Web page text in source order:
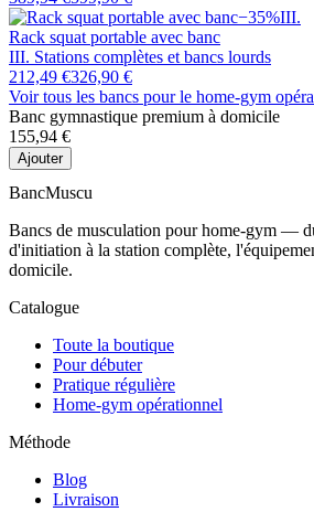
−35%III.
Rack squat portable avec banc
III. Stations complètes et bancs lourds
212,49 €326,90 €
Voir tous les bancs pour le home-gym
Banc gymnastique premium à domicile
155,94 €
Ajouter
BancMuscu
Bancs de musculation pour home-gym —
d'initiation à la station complète,
domicile.
Catalogue
Toute la boutique
Pour débuter
Pratique régulière
Home-gym opérationnel
Méthode
Blog
Livraison